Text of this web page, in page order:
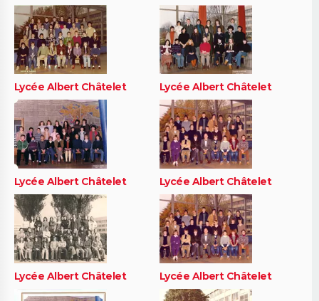
Lycée Albert Châtelet Lycée Albert Châtelet
Lycée Albert Châtelet Lycée Albert Châtelet
Lycée Albert Châtelet Lycée Albert Châtelet